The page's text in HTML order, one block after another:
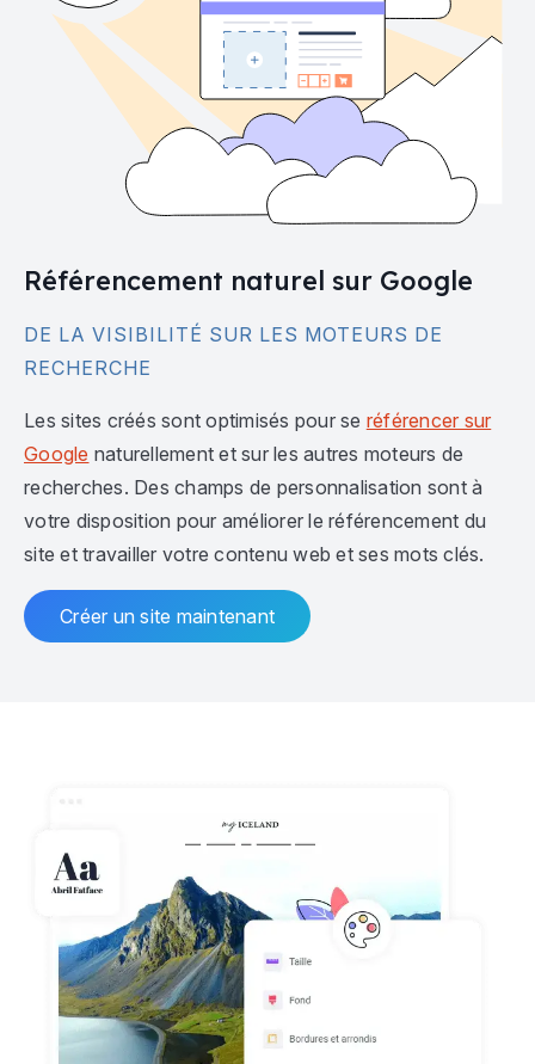
Référencement naturel sur Google
DE LA VISIBILITÉ SUR LES MOTEURS DE
RECHERCHE
Les sites créés sont optimisés pour se référencer sur
Google naturellement et sur les autres moteurs de
recherches. Des champs de personnalisation sont à
votre disposition pour améliorer le référencement du
site et travailler votre contenu web et ses mots clés.
Créer un site maintenant